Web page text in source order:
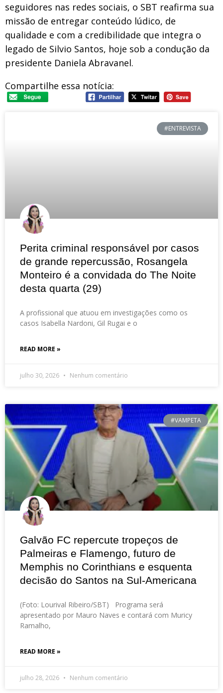
seguidores nas redes sociais, o SBT reafirma sua
missão de entregar conteúdo lúdico, de
qualidade e com a credibilidade que integra o
legado de Silvio Santos, hoje sob a condução da
presidente Daniela Abravanel.
Compartilhe essa notícia:
#ENTREVISTA
Perita criminal responsável por casos
de grande repercussão, Rosangela
Monteiro é a convidada do The Noite
desta quarta (29)
A profissional que atuou em investigações como os
casos Isabella Nardoni, Gil Rugai e o
READ MORE »
julho 30, 2026 Nenhum comentário
#VAMPETA
Galvão FC repercute tropeços de
Palmeiras e Flamengo, futuro de
Memphis no Corinthians e esquenta
decisão do Santos na Sul-Americana
(Foto: Lourival Ribeiro/SBT) Programa será
apresentado por Mauro Naves e contará com Muricy
Ramalho,
READ MORE »
julho 28, 2026 Nenhum comentário